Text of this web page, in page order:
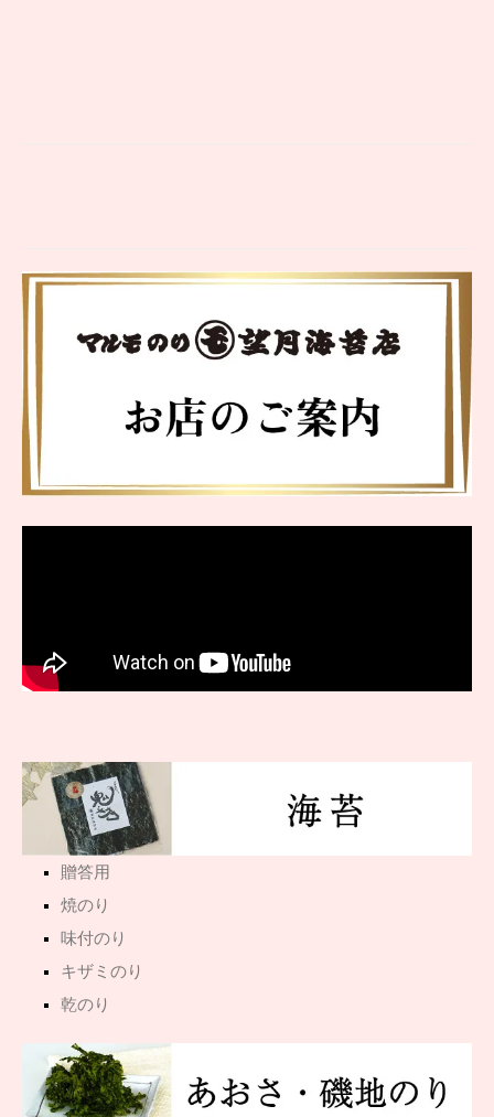
贈答用
焼のり
味付のり
キザミのり
乾のり